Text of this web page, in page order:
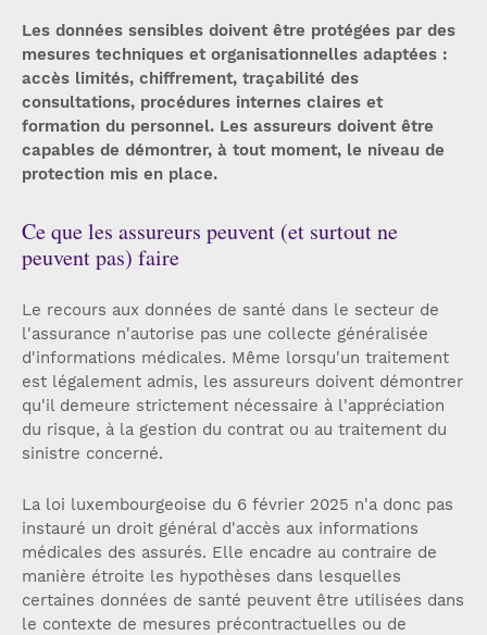
Les données sensibles doivent être protégées par des
mesures techniques et organisationnelles adaptées :
accès limités, chiffrement, traçabilité des
consultations, procédures internes claires et
formation du personnel. Les assureurs doivent être
capables de démontrer, à tout moment, le niveau de
protection mis en place.
Ce que les assureurs peuvent (et surtout ne
peuvent pas) faire
Le recours aux données de santé dans le secteur de
l'assurance n'autorise pas une collecte généralisée
d'informations médicales. Même lorsqu'un traitement
est légalement admis, les assureurs doivent démontrer
qu'il demeure strictement nécessaire à l'appréciation
du risque, à la gestion du contrat ou au traitement du
sinistre concerné.
La loi luxembourgeoise du 6 février 2025 n'a donc pas
instauré un droit général d'accès aux informations
médicales des assurés. Elle encadre au contraire de
manière étroite les hypothèses dans lesquelles
certaines données de santé peuvent être utilisées dans
le contexte de mesures précontractuelles ou de